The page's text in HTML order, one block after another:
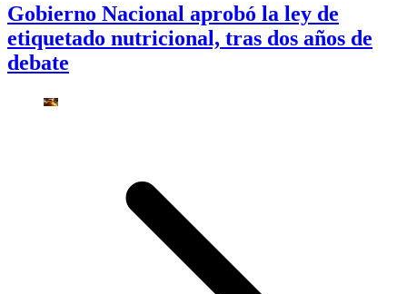
Gobierno Nacional aprobó la ley de
etiquetado nutricional, tras dos años de
debate